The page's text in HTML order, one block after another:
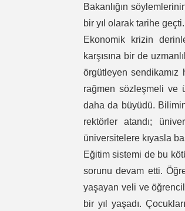
Bakanlığın
bir yıl olarak tarihe geçti.
Ekonomik krizin
karşısına bir de
örgütleyen sendikamız
rağmen sözleşmeli ve
daha da büyüdü.
rektörler atandı;
üniversitelere kıyasla
Eğitim sistemi de bu
sorunu devam etti.
yaşayan veli ve
bir yıl yaşadı.